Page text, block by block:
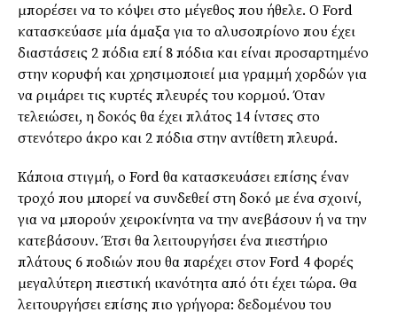
μπορέσει να το κόψει στο μέγεθος που ήθελε. Ο Ford
κατασκεύασε μία άμαξα για το αλυσοπρίονο που έχει
διαστάσεις 2 πόδια επί 8 πόδια και είναι προσαρτημένο
στην κορυφή και χρησιμοποιεί μια γραμμή χορδών για
να ριμάρει τις κυρτές πλευρές του κορμού. Όταν
τελειώσει, η δοκός θα έχει πλάτος 14 ίντσες στο
στενότερο άκρο και 2 πόδια στην αντίθετη πλευρά.
Κάποια στιγμή, ο Ford θα κατασκευάσει επίσης έναν
τροχό που μπορεί να συνδεθεί στη δοκό με ένα σχοινί,
για να μπορούν χειροκίνητα να την ανεβάσουν ή να την
κατεβάσουν. Έτσι θα λειτουργήσει ένα πιεστήριο
πλάτους 6 ποδιών που θα παρέχει στον Ford 4 φορές
μεγαλύτερη πιεστική ικανότητα από ότι έχει τώρα. Θα
λειτουργήσει επίσης πιο γρήγορα: δεδομένου του